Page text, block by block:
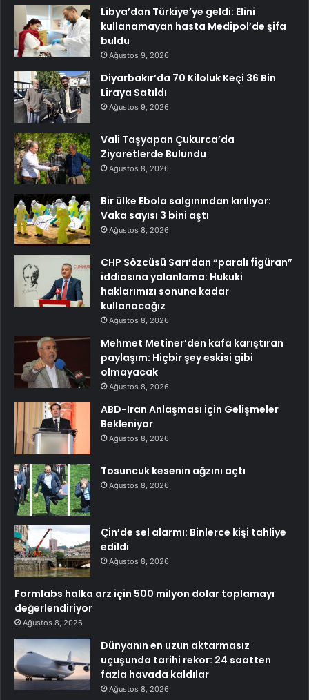
Libya’dan Türkiye’ye geldi: Elini
kullanamayan hasta Medipol’de şifa
buldu
Ağustos 9, 2026
Diyarbakır’da 70 Kiloluk Keçi 36 Bin
Liraya Satıldı
Ağustos 9, 2026
Vali Taşyapan Çukurca’da
Ziyaretlerde Bulundu
Ağustos 8, 2026
Bir ülke Ebola salgınından kırılıyor:
Vaka sayısı 3 bini aştı
Ağustos 8, 2026
CHP Sözcüsü Sarı’dan “paralı figüran”
iddiasına yalanlama: Hukuki
haklarımızı sonuna kadar
kullanacağız
Ağustos 8, 2026
Mehmet Metiner’den kafa karıştıran
paylaşım: Hiçbir şey eskisi gibi
olmayacak
Ağustos 8, 2026
ABD-Iran Anlaşması için Gelişmeler
Bekleniyor
Ağustos 8, 2026
Tosuncuk kesenin ağzını açtı
Ağustos 8, 2026
Çin’de sel alarmı: Binlerce kişi tahliye
edildi
Ağustos 8, 2026
Formlabs halka arz için 500 milyon dolar toplamayı
değerlendiriyor
Ağustos 8, 2026
Dünyanın en uzun aktarmasız
uçuşunda tarihi rekor: 24 saatten
fazla havada kaldılar
Ağustos 8, 2026